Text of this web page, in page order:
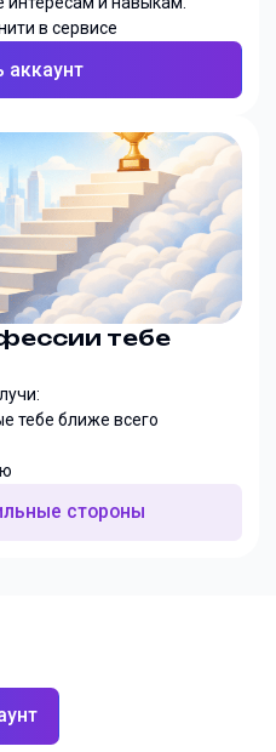
в сервисе
аккаунт
тебе
тебе ближе всего
стороны